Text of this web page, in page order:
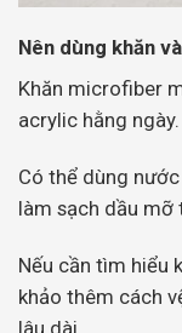
Nên dùng khăn
Khăn microfiber
acrylic hằng ngày.
Có thể dùng
làm sạch dầu mỡ
Nếu cần tìm hiểu
khảo thêm cách